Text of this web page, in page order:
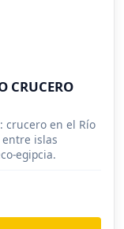
CRUCERO
crucero en el Río
entre islas
egipcia.